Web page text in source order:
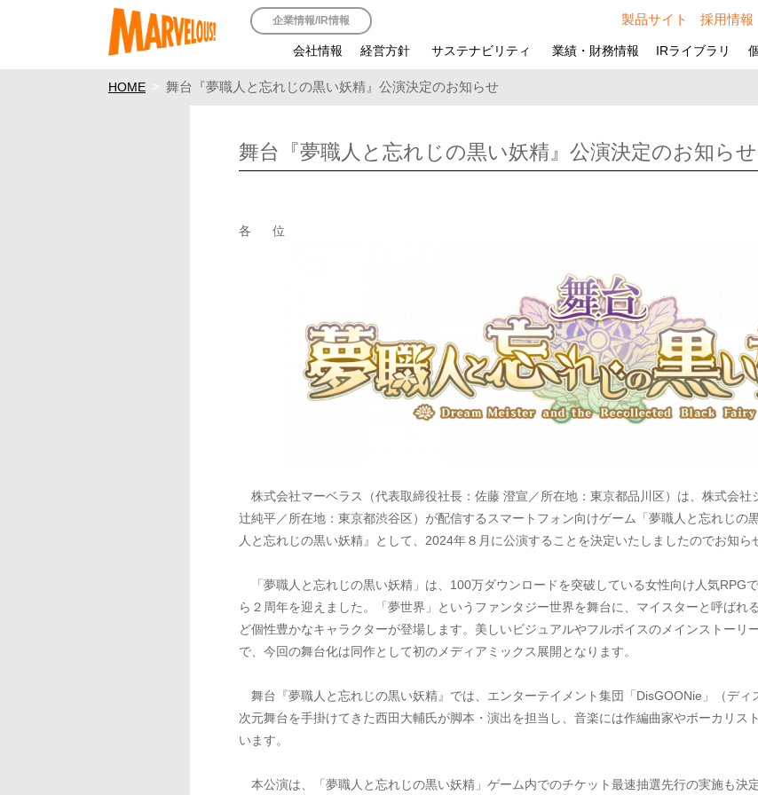
企業情報/IR情報 製品サイト 採用情報
会社情報 経営方針 サステナビリティ 業績・財務情報 IRライブラリ
HOME 舞台『夢職人と忘れじの黒い妖精』公演決定のお知らせ
舞台『夢職人と忘れじの黒い妖精』公演決定のお知らせ
各 位
株式会社マーベラス（代表取締役社長：佐藤 澄宣／所在地：東京都品川区）は、株式会社
辻純平／所在地：東京都渋谷区）が配信するスマートフォン向けゲーム「夢職人と忘れじの
人と忘れじの黒い妖精』として、2024年８月に公演することを決定いたしましたのでお知ら
「夢職人と忘れじの黒い妖精」は、100万ダウンロードを突破している女性向け人気RPG
ら２周年を迎えました。「夢世界」というファンタジー世界を舞台に、マイスターと呼ばれ
ど個性豊かなキャラクターが登場します。美しいビジュアルやフルボイスのメインストーリ
で、今回の舞台化は同作として初のメディアミックス展開となります。
舞台『夢職人と忘れじの黒い妖精』では、エンターテイメント集団「DisGOONie」（ディ
次元舞台を手掛けてきた西田大輔氏が脚本・演出を担当し、音楽には作編曲家やボーカリス
います。
本公演は、「夢職人と忘れじの黒い妖精」ゲーム内でのチケット最速抽選先行の実施も決